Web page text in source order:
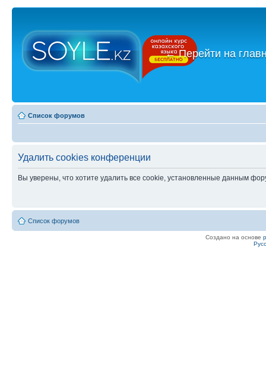
←Перейти на
Список форумов
Удалить cookies конференции
Вы уверены, что хотите удалить все cookie, установленные данным
Список форумов
Создано на основе